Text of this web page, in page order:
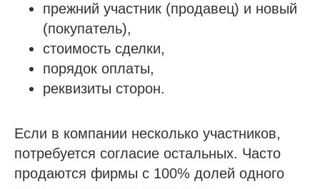
прежний участник (продавец) и новый
(покупатель),
стоимость сделки,
порядок оплаты,
реквизиты сторон.
Если в компании несколько участников,
потребуется согласие остальных. Часто
продаются фирмы с 100% долей одного